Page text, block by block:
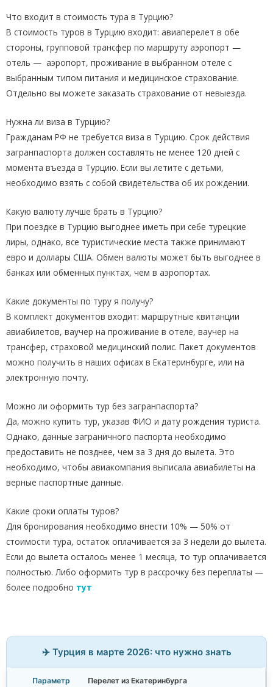
Что входит в стоимость тура в Турцию?
В стоимость туров в Турцию входит: авиаперелет в обе
стороны, групповой трансфер по маршруту аэропорт —
отель — аэропорт, проживание в выбранном отеле с
выбранным типом питания и медицинское страхование.
Отдельно вы можете заказать страхование от невыезда.
Нужна ли виза в Турцию?
Гражданам РФ не требуется виза в Турцию. Срок действия
загранпаспорта должен составлять не менее 120 дней с
момента въезда в Турцию. Если вы летите с детьми,
необходимо взять с собой свидетельства об их рождении.
Какую валюту лучше брать в Турцию?
При поездке в Турцию выгоднее иметь при себе турецкие
лиры, однако, все туристические места также принимают
евро и доллары США. Обмен валюты может быть выгоднее в
банках или обменных пунктах, чем в аэропортах.
Какие документы по туру я получу?
В комплект документов входит: маршрутные квитанции
авиабилетов, ваучер на проживание в отеле, ваучер на
трансфер, страховой медицинский полис. Пакет документов
можно получить в наших офисах в Екатеринбурге, или на
электронную почту.
Можно ли оформить тур без загранпаспорта?
Да, можно купить тур, указав ФИО и дату рождения туриста.
Однако, данные заграничного паспорта необходимо
предоставить не позднее, чем за 3 дня до вылета. Это
необходимо, чтобы авиакомпания выписала авиабилеты на
верные паспортные данные.
Какие сроки оплаты туров?
Для бронирования необходимо внести 10% — 50% от
стоимости тура, остаток оплачивается за 3 недели до вылета.
Если до вылета осталось менее 1 месяца, то тур оплачивается
полностью. Либо оформить тур в рассрочку без переплаты —
более подробно тут
✈️ Турция в марте 2026: что нужно знать
Перелет из Екатеринбурга